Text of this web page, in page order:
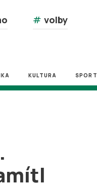
# volby
KULTURA SPORT